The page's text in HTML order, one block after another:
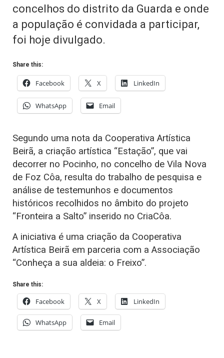
concelhos do distrito da Guarda e onde
a população é convidada a participar,
foi hoje divulgado.
Share this:
Facebook X LinkedIn
WhatsApp Email
Segundo uma nota da Cooperativa Artística
Beirã, a criação artística “Estação”, que vai
decorrer no Pocinho, no concelho de Vila Nova
de Foz Côa, resulta do trabalho de pesquisa e
análise de testemunhos e documentos
históricos recolhidos no âmbito do projeto
“Fronteira a Salto” inserido no CriaCôa.
A iniciativa é uma criação da Cooperativa
Artística Beirã em parceria com a Associação
“Conheça a sua aldeia: o Freixo”.
Share this:
Facebook X LinkedIn
WhatsApp Email